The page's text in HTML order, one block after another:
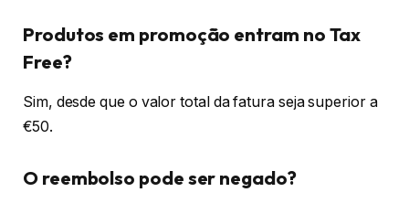
Produtos em promoção entram no Tax
Free?
Sim, desde que o valor total da fatura seja superior a
€50.
O reembolso pode ser negado?